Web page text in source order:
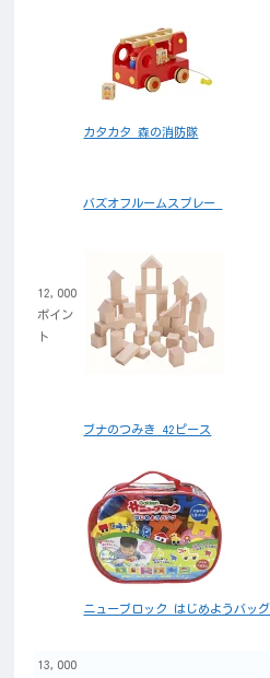
12,000
ポイン
ト
カタカタ 森の消防隊
バズオフルームスプレー
ブナのつみき 42ピース
ニューブロック はじめようバッグ
13,000